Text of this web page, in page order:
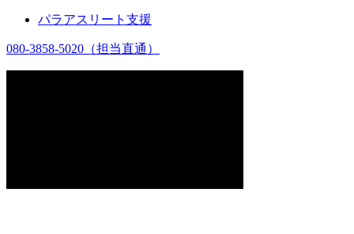
パラアスリート支援
080-3858-5020 （担当直通）